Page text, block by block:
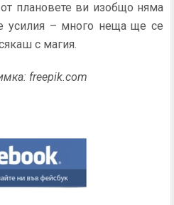
плановете ви изобщо няма
усилия – много неща ще се
с магия.
freepik.com